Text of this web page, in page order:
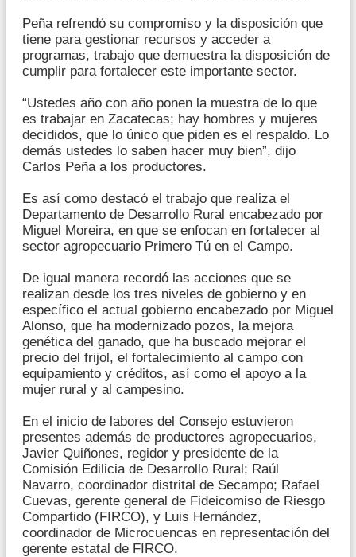
Peña refrendó su compromiso y la disposición que
tiene para gestionar recursos y acceder a
programas, trabajo que demuestra la disposición de
cumplir para fortalecer este importante sector.
“Ustedes año con año ponen la muestra de lo que
es trabajar en Zacatecas; hay hombres y mujeres
decididos, que lo único que piden es el respaldo. Lo
demás ustedes lo saben hacer muy bien”, dijo
Carlos Peña a los productores.
Es así como destacó el trabajo que realiza el
Departamento de Desarrollo Rural encabezado por
Miguel Moreira, en que se enfocan en fortalecer al
sector agropecuario Primero Tú en el Campo.
De igual manera recordó las acciones que se
realizan desde los tres niveles de gobierno y en
específico el actual gobierno encabezado por Miguel
Alonso, que ha modernizado pozos, la mejora
genética del ganado, que ha buscado mejorar el
precio del frijol, el fortalecimiento al campo con
equipamiento y créditos, así como el apoyo a la
mujer rural y al campesino.
En el inicio de labores del Consejo estuvieron
presentes además de productores agropecuarios,
Javier Quiñones, regidor y presidente de la
Comisión Edilicia de Desarrollo Rural; Raúl
Navarro, coordinador distrital de Secampo; Rafael
Cuevas, gerente general de Fideicomiso de Riesgo
Compartido (FIRCO), y Luis Hernández,
coordinador de Microcuencas en representación del
gerente estatal de FIRCO.